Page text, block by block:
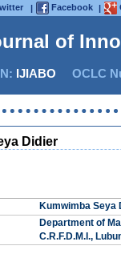
| Facebook |
of
IJIABO OCLC
Didier
Kumwimba Seya
Department of
C.R.F.D.M.I.,